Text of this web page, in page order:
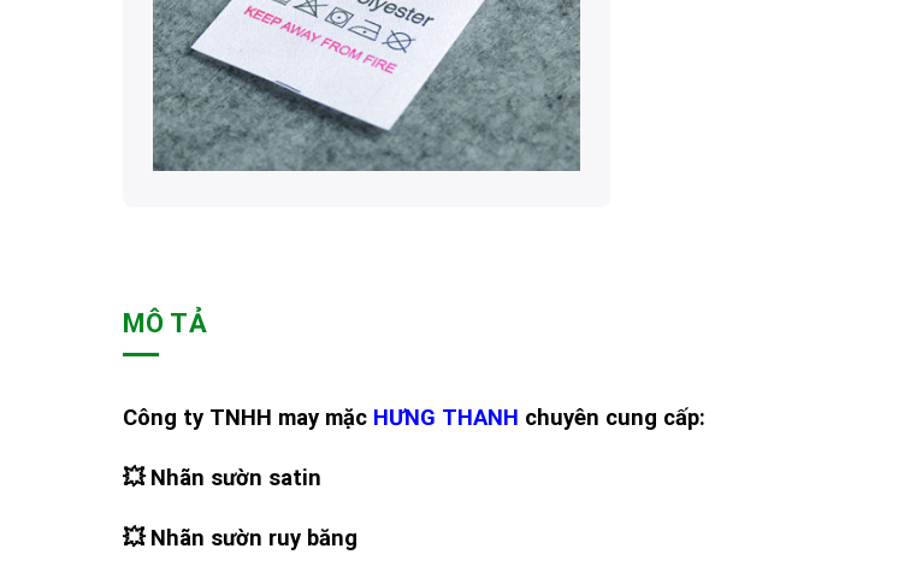
MÔ TẢ
Công ty TNHH may mặc HƯNG THANH chuyên cung cấp:
💥Nhãn sườn satin
💥Nhãn sườn ruy băng